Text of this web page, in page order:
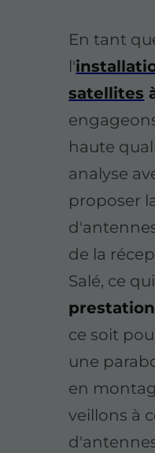
En tant
l'
satellites
haute
analyse
proposer
de la
Salé, ce
ce soit
une
en
veillons à